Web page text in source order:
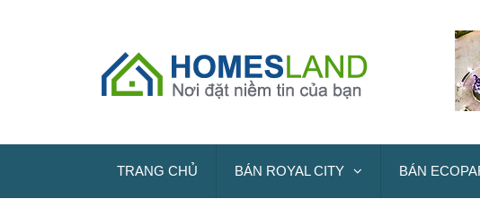
TRANG CHỦ BÁN ROYAL CITY BÁN